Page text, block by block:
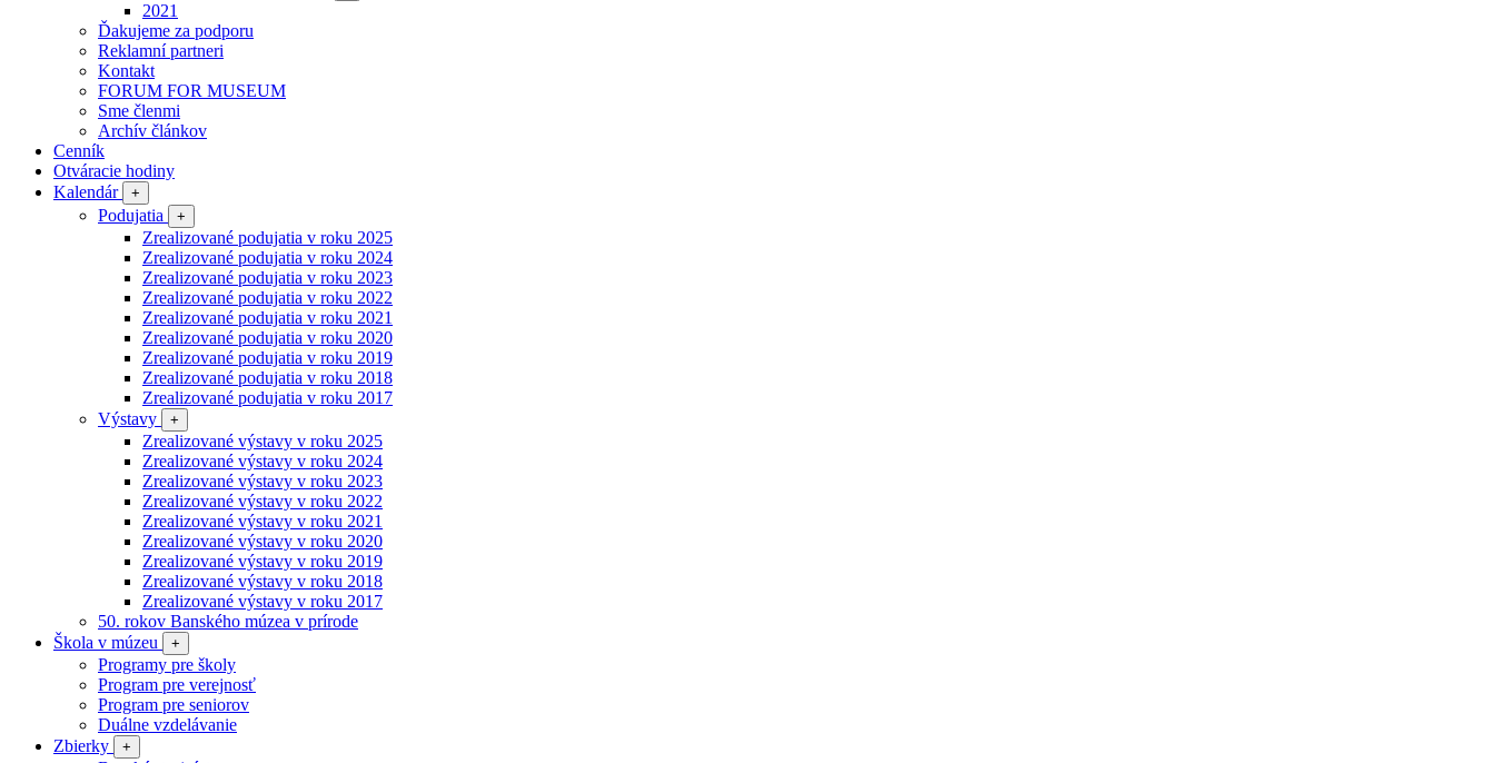
2021
Ďakujeme za podporu
Reklamní partneri
Kontakt
FORUM FOR MUSEUM
Sme členmi
Archív článkov
Cenník
Otváracie hodiny
Kalendár
+
Podujatia +
Zrealizované podujatia v roku 2025
Zrealizované podujatia v roku 2024
Zrealizované podujatia v roku 2023
Zrealizované podujatia v roku 2022
Zrealizované podujatia v roku 2021
Zrealizované podujatia v roku 2020
Zrealizované podujatia v roku 2019
Zrealizované podujatia v roku 2018
Zrealizované podujatia v roku 2017
Výstavy
+
Zrealizované výstavy v roku 2025
Zrealizované výstavy v roku 2024
Zrealizované výstavy v roku 2023
Zrealizované výstavy v roku 2022
Zrealizované výstavy v roku 2021
Zrealizované výstavy v roku 2020
Zrealizované výstavy v roku 2019
Zrealizované výstavy v roku 2018
Zrealizované výstavy v roku 2017
50. rokov Banského múzea v prírode
Škola v múzeu
+
Programy pre školy
Program pre verejnosť
Program pre seniorov
Duálne vzdelávanie
Zbierky
+